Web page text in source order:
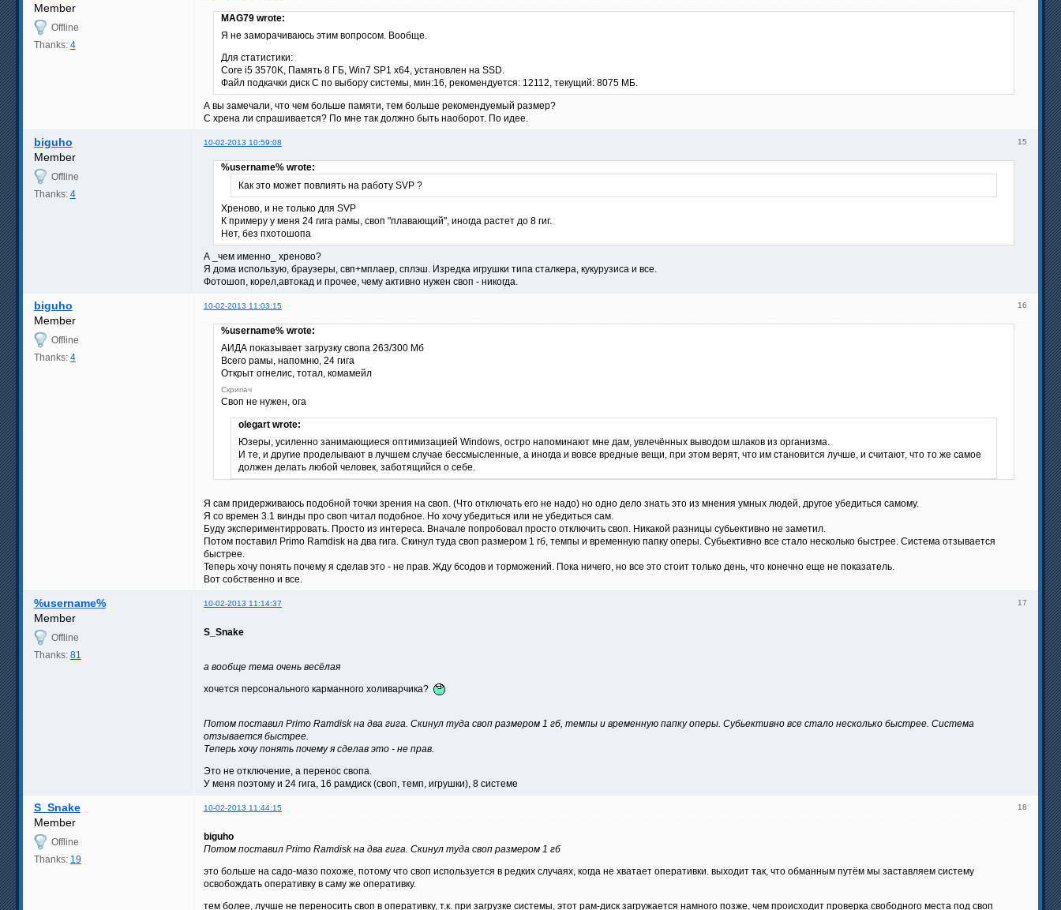
Member
Offline
Thanks: 4
MAG79 wrote:
Я не заморачиваюсь этим вопросом. Вообще.
Для статистики:
Core i5 3570K, Память 8 ГБ, Win7 SP1 x64, установлен на SSD.
Файл подкачки диск C по выбору системы, мин:16, рекомендуется: 12112, текущий: 8075 МБ.
А вы замечали, что чем больше памяти, тем больше рекомендуемый размер?
С хрена ли спрашивается? По мне так должно быть наоборот. По идее.
15
biguho 10-02-2013 10:59:08
Member
Offline
Thanks: 4
%username% wrote:
Как это может повлиять на работу SVP ?
Хреново, и не только для SVP
К примеру у меня 24 гига рамы, своп "плавающий", иногда растет до 8 гиг.
Нет, без пхотошопа
А _чем именно_ хреново?
Я дома использую, браузеры, свп+мплаер, сплэш. Изредка игрушки типа сталкера, кукурузиса и все.
Фотошоп, корел,автокад и прочее, чему активно нужен своп - никогда.
16
biguho 10-02-2013 11:03:15
Member
Offline
Thanks: 4
%username% wrote:
АИДА показывает загрузку свопа 263/300 Мб
Всего рамы, напомню, 24 гига
Открыт огнелис, тотал, комамейл
Скрипач
Своп не нужен, ога
olegart wrote:
Юзеры, усиленно занимающиеся оптимизацией Windows, остро напоминают мне дам, увлечённых выводом шлаков из организма.
И те, и другие проделывают в лучшем случае бессмысленные, а иногда и вовсе вредные вещи, при этом верят, что им становится лучше, и считают, что то же самое
должен делать любой человек, заботящийся о себе.
Я сам придерживаюсь подобной точки зрения на своп. (Что отключать его не надо) но одно дело знать это из мнения умных людей, другое убедиться самому.
Я со времен 3.1 винды про своп читал подобное. Но хочу убедиться или не убедиться сам.
Буду экспериментирровать. Просто из интереса. Вначале попробовал просто отключить своп. Никакой разницы субьективно не заметил.
Потом поставил Primo Ramdisk на два гига. Скинул туда своп размером 1 гб, темпы и временную папку оперы. Субьективно все стало несколько быстрее. Система отзывается
быстрее.
Теперь хочу понять почему я сделав это - не прав. Жду бсодов и торможений. Пока ничего, но все это стоит только день, что конечно еще не показатель.
Вот собственно и все.
17
%username% 10-02-2013 11:14:37
Member
Offline
Thanks: 81
S_Snake
а вообще тема очень весёлая
хочется персонального карманного холиварчика?
Потом поставил Primo Ramdisk на два гига. Скинул туда своп размером 1 гб, темпы и временную папку оперы. Субьективно все стало несколько быстрее. Система
отзывается быстрее.
Теперь хочу понять почему я сделав это - не прав.
Это не отключение, а перенос свопа.
У меня поэтому и 24 гига, 16 рамдиск (своп, темп, игрушки), 8 системе
18
S_Snake 10-02-2013 11:44:15
Member
Offline
Thanks: 19
biguho
Потом поставил Primo Ramdisk на два гига. Скинул туда своп размером 1 гб
это больше на садо-мазо похоже, потому что своп используется в редких случаях, когда не хватает оперативки. выходит так, что обманным путём мы заставляем систему
освобождать оперативку в саму же оперативку.
тем более, лучше не переносить своп в оперативку, т.к. при загрузке системы, этот рам-диск загружается намного позже, чем происходит проверка свободного места под своп